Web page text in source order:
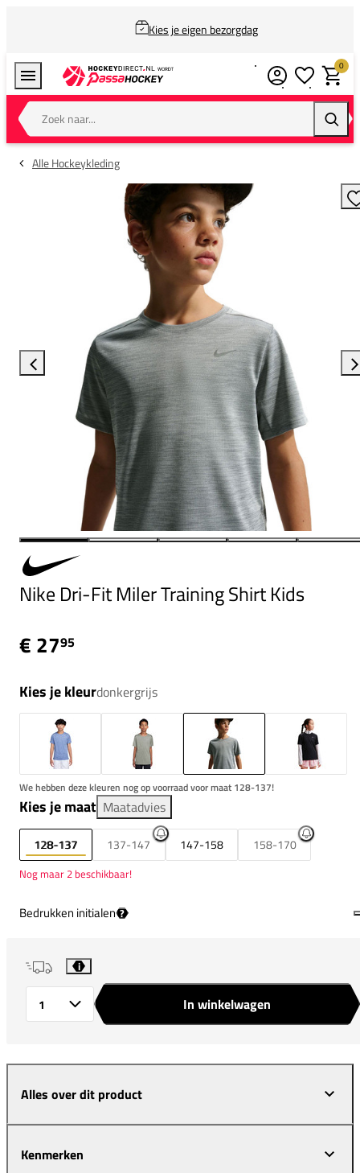
Kies je eigen bezorgdag
Zoek naar...
0
Alle Hockeykleding
Nike Dri-Fit Miler Training Shirt Kids
€ 2795
Kies je kleurdonkergrijs
We hebben deze kleuren nog op voorraad voor maat 128-137!
Kies je maat Maatadvies
128-137 137-147 147-158 158-170
Nog maar 2 beschikbaar!
Bedrukken initialen ?
i
In winkelwagen
Alles over dit product
Kenmerken